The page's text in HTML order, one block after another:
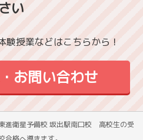
さい
験授業などはこちらから！
お問い合わせ
進衛星予備校 坂出駅南口校 高校生の受